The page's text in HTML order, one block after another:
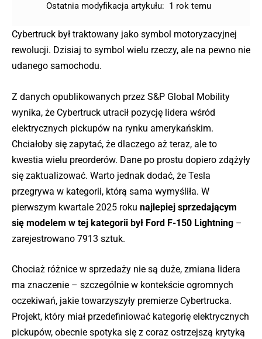
Ostatnia modyfikacja artykułu: 1 rok temu
Cybertruck był traktowany jako symbol motoryzacyjnej
rewolucji. Dzisiaj to symbol wielu rzeczy, ale na pewno nie
udanego samochodu.
Z danych opublikowanych przez S&P Global Mobility
wynika, że Cybertruck utracił pozycję lidera wśród
elektrycznych pickupów na rynku amerykańskim.
Chciałoby się zapytać, że dlaczego aż teraz, ale to
kwestia wielu preorderów. Dane po prostu dopiero zdążyły
się zaktualizować. Warto jednak dodać, że Tesla
przegrywa w kategorii, którą sama wymyśliła. W
pierwszym kwartale 2025 roku najlepiej sprzedającym
się modelem w tej kategorii był Ford F-150 Lightning –
zarejestrowano 7913 sztuk.
Chociaż różnice w sprzedaży nie są duże, zmiana lidera
ma znaczenie – szczególnie w kontekście ogromnych
oczekiwań, jakie towarzyszyły premierze Cybertrucka.
Projekt, który miał przedefiniować kategorię elektrycznych
pickupów, obecnie spotyka się z coraz ostrzejszą krytyką